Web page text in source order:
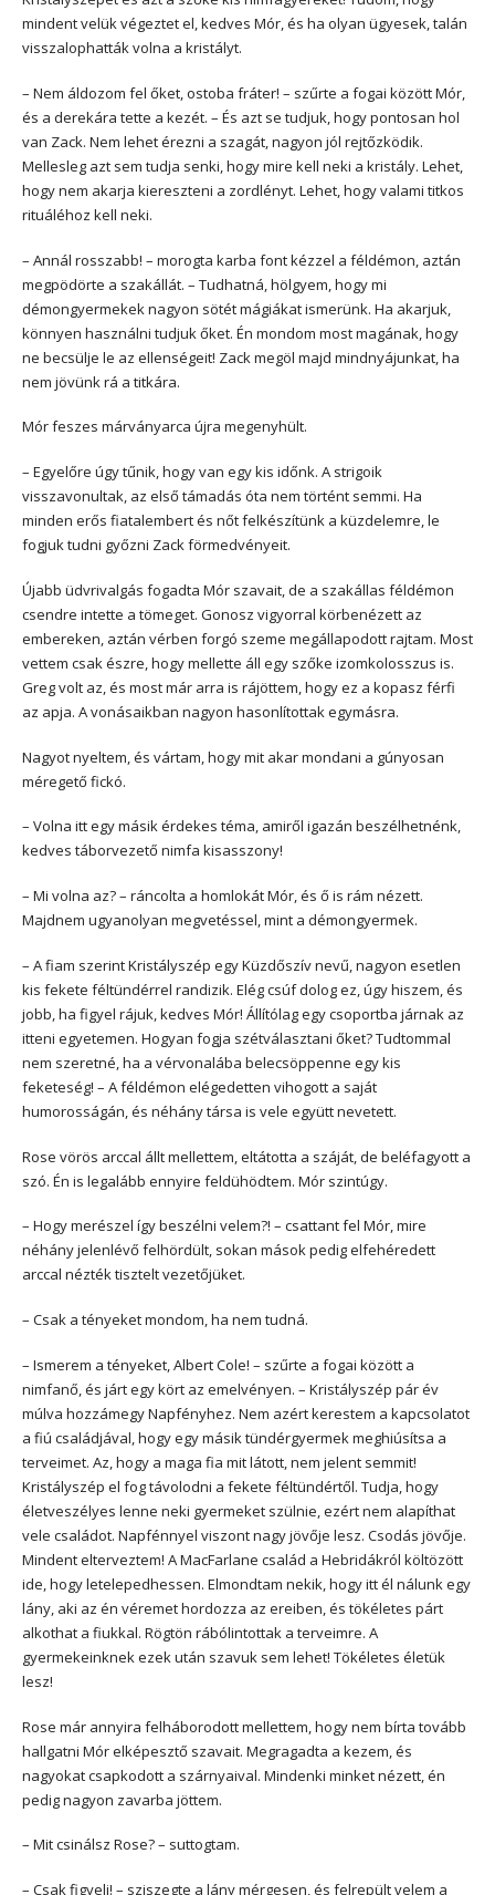
mindent velük végeztet el, kedves Mór, és ha olyan ügyesek, talán
visszalophatták volna a kristályt.
– Nem áldozom fel őket, ostoba fráter! – szűrte a fogai között Mór,
és a derekára tette a kezét. – És azt se tudjuk, hogy pontosan hol
van Zack. Nem lehet érezni a szagát, nagyon jól rejtőzködik.
Mellesleg azt sem tudja senki, hogy mire kell neki a kristály. Lehet,
hogy nem akarja kiereszteni a zordlényt. Lehet, hogy valami titkos
rituáléhoz kell neki.
– Annál rosszabb! – morogta karba font kézzel a féldémon, aztán
megpödörte a szakállát. – Tudhatná, hölgyem, hogy mi
démongyermekek nagyon sötét mágiákat ismerünk. Ha akarjuk,
könnyen használni tudjuk őket. Én mondom most magának, hogy
ne becsülje le az ellenségeit! Zack megöl majd mindnyájunkat, ha
nem jövünk rá a titkára.
Mór feszes márványarca újra megenyhült.
– Egyelőre úgy tűnik, hogy van egy kis időnk. A strigoik
visszavonultak, az első támadás óta nem történt semmi. Ha
minden erős fiatalembert és nőt felkészítünk a küzdelemre, le
fogjuk tudni győzni Zack förmedvényeit.
Újabb üdvrivalgás fogadta Mór szavait, de a szakállas féldémon
csendre intette a tömeget. Gonosz vigyorral körbenézett az
embereken, aztán vérben forgó szeme megállapodott rajtam. Most
vettem csak észre, hogy mellette áll egy szőke izomkolosszus is.
Greg volt az, és most már arra is rájöttem, hogy ez a kopasz férfi
az apja. A vonásaikban nagyon hasonlítottak egymásra.
Nagyot nyeltem, és vártam, hogy mit akar mondani a gúnyosan
méregető fickó.
– Volna itt egy másik érdekes téma, amiről igazán beszélhetnénk,
kedves táborvezető nimfa kisasszony!
– Mi volna az? – ráncolta a homlokát Mór, és ő is rám nézett.
Majdnem ugyanolyan megvetéssel, mint a démongyermek.
– A fiam szerint Kristályszép egy Küzdőszív nevű, nagyon esetlen
kis fekete féltündérrel randizik. Elég csúf dolog ez, úgy hiszem, és
jobb, ha figyel rájuk, kedves Mór! Állítólag egy csoportba járnak az
itteni egyetemen. Hogyan fogja szétválasztani őket? Tudtommal
nem szeretné, ha a vérvonalába belecsöppenne egy kis
feketeség! – A féldémon elégedetten vihogott a saját
humorosságán, és néhány társa is vele együtt nevetett.
Rose vörös arccal állt mellettem, eltátotta a száját, de beléfagyott a
szó. Én is legalább ennyire feldühödtem. Mór szintúgy.
– Hogy merészel így beszélni velem?! – csattant fel Mór, mire
néhány jelenlévő felhördült, sokan mások pedig elfehéredett
arccal nézték tisztelt vezetőjüket.
– Csak a tényeket mondom, ha nem tudná.
– Ismerem a tényeket, Albert Cole! – szűrte a fogai között a
nimfanő, és járt egy kört az emelvényen. – Kristályszép pár év
múlva hozzámegy Napfényhez. Nem azért kerestem a kapcsolatot
a fiú családjával, hogy egy másik tündérgyermek meghiúsítsa a
terveimet. Az, hogy a maga fia mit látott, nem jelent semmit!
Kristályszép el fog távolodni a fekete féltündértől. Tudja, hogy
életveszélyes lenne neki gyermeket szülnie, ezért nem alapíthat
vele családot. Napfénnyel viszont nagy jövője lesz. Csodás jövője.
Mindent elterveztem! A MacFarlane család a Hebridákról költözött
ide, hogy letelepedhessen. Elmondtam nekik, hogy itt él nálunk egy
lány, aki az én véremet hordozza az ereiben, és tökéletes párt
alkothat a fiukkal. Rögtön rábólintottak a terveimre. A
gyermekeinknek ezek után szavuk sem lehet! Tökéletes életük
lesz!
Rose már annyira felháborodott mellettem, hogy nem bírta tovább
hallgatni Mór elképesztő szavait. Megragadta a kezem, és
nagyokat csapkodott a szárnyaival. Mindenki minket nézett, én
pedig nagyon zavarba jöttem.
– Mit csinálsz Rose? – suttogtam.
– Csak figyelj! – sziszegte a lány mérgesen, és felrepült velem a